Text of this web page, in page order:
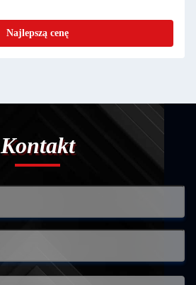
Najlepszą cenę
Kontakt